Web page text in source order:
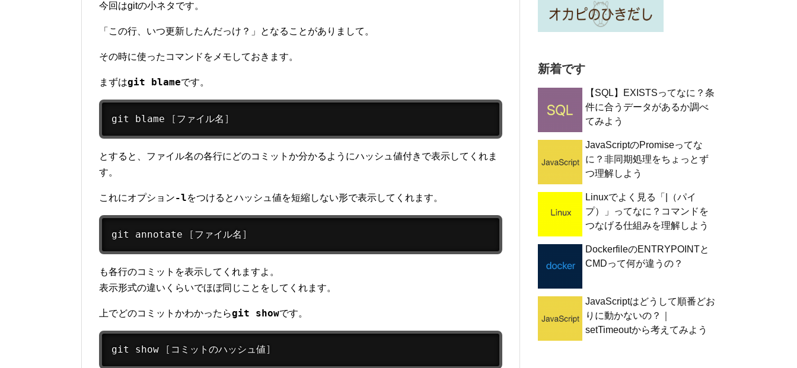
今回はgitの小ネタです。
「この行、いつ更新したんだっけ？」となることがありまして。
その時に使ったコマンドをメモしておきます。
まずはgit blameです。
git blame [ ファイル名 ]
とすると、ファイル名の各行にどのコミットか分かるようにハッシュ値付きで表示してくれま
す。
これにオプション-lをつけるとハッシュ値を短縮しない形で表示してくれます。
git annotate [ ファイル名 ]
も各行のコミットを表示してくれますよ。
表示形式の違いくらいでほぼ同じことをしてくれます。
上でどのコミットかわかったらgit showです。
git show [ コミットのハッシュ値]
新着です
【SQL】EXISTSってなに？条
件に合うデータがあるか調べ
てみよう
JavaScriptのPromiseってな
に？非同期処理をちょっとず
つ理解しよう
Linuxでよく見る「|（パイ
プ）」ってなに？コマンドを
つなげる仕組みを理解しよう
DockerfileのENTRYPOINTと
CMDって何が違うの？
JavaScriptはどうして順番どお
りに動かないの？｜
setTimeoutから考えてみよう